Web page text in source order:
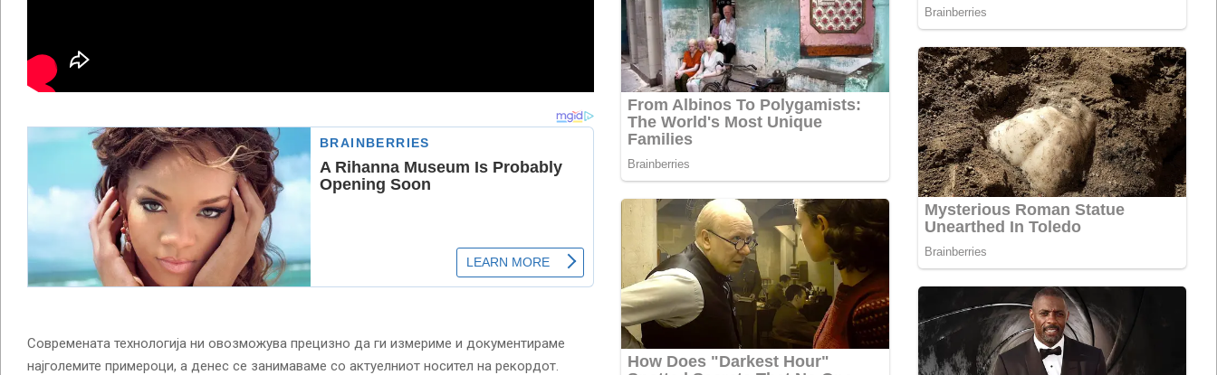
Современата технологија ни овозможува прецизно да ги измериме и документираме
најголемите примероци, а денес се занимаваме со актуелниот носител на рекордот.